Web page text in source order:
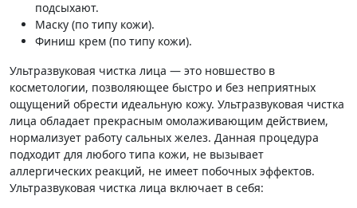
подсыхают.
Маску (по типу кожи).
Финиш крем (по типу кожи).
Ультразвуковая чистка лица — это новшество в
косметологии, позволяющее быстро и без неприятных
ощущений обрести идеальную кожу. Ультразвуковая чистка
лица обладает прекрасным омолаживающим действием,
нормализует работу сальных желез. Данная процедура
подходит для любого типа кожи, не вызывает
аллергических реакций, не имеет побочных эффектов.
Ультразвуковая чистка лица включает в себя: